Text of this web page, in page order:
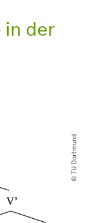
der
© TU Dortmund